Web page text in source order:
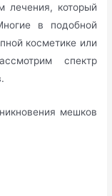
лечения, который
в подобной
косметике или
спектр
мешков